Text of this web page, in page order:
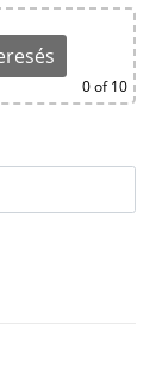
0of 10